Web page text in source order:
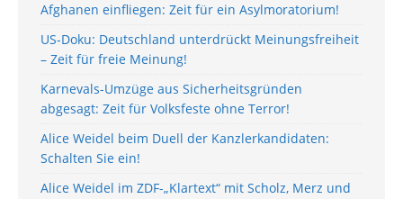
Afghanen einfliegen: Zeit für ein Asylmoratorium!
US-Doku: Deutschland unterdrückt Meinungsfreiheit
– Zeit für freie Meinung!
Karnevals-Umzüge aus Sicherheitsgründen
abgesagt: Zeit für Volksfeste ohne Terror!
Alice Weidel beim Duell der Kanzlerkandidaten:
Schalten Sie ein!
Alice Weidel im ZDF-„Klartext“ mit Scholz, Merz und